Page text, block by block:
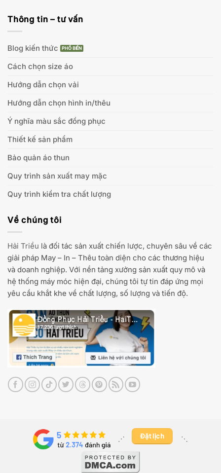
Thông tin – tư vấn
Blog kiến thức
Cách chọn size áo
Hướng dẫn chọn vải
Hướng dẫn chọn hình in/thêu
Ý nghĩa màu sắc đồng phục
Thiết kế sản phẩm
Bảo quản áo thun
Quy trình sản xuất may mặc
Quy trình kiểm tra chất lượng
Về chúng tôi
Hải Triều là đối tác sản xuất chiến lược, chuyên sâu về các
giải pháp May – In – Thêu toàn diện cho các thương hiệu
và doanh nghiệp. Với nền tảng xưởng sản xuất quy mô và
hệ thống máy móc hiện đại, chúng tôi tự tin đáp ứng mọi
yêu cầu khắt khe về chất lượng, số lượng và tiến độ.
⋰ ​ Đặt lịch ⋱